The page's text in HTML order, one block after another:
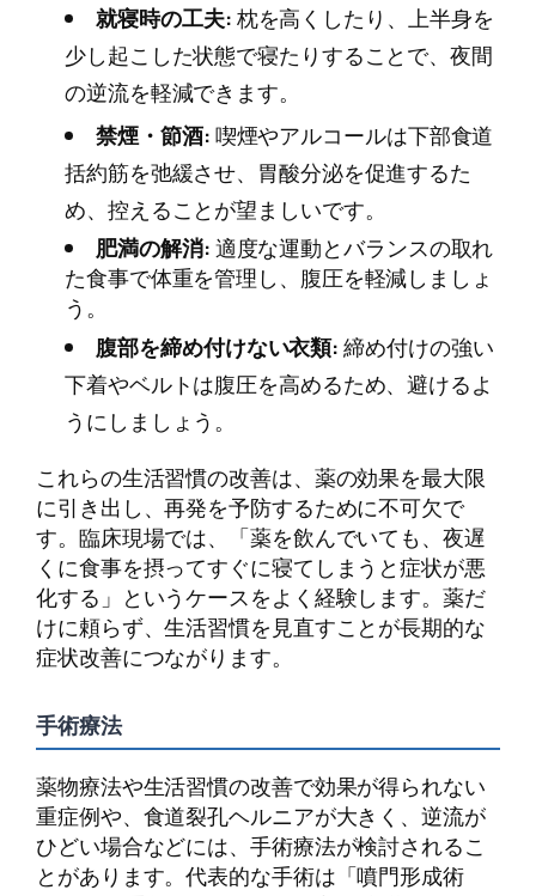
就寝時の工夫:枕を高くしたり、上半身を
少し起こした状態で寝たりすることで、夜間
の逆流を軽減できます。
禁煙・節酒:喫煙やアルコールは下部食道
括約筋を弛緩させ、胃酸分泌を促進するた
め、控えることが望ましいです。
肥満の解消:適度な運動とバランスの取れ
た食事で体重を管理し、腹圧を軽減しましょ
う。
腹部を締め付けない衣類:締め付けの強い
下着やベルトは腹圧を高めるため、避けるよ
うにしましょう。
これらの生活習慣の改善は、薬の効果を最大限
に引き出し、再発を予防するために不可欠で
す。臨床現場では、「薬を飲んでいても、夜遅
くに食事を摂ってすぐに寝てしまうと症状が悪
化する」というケースをよく経験します。薬だ
けに頼らず、生活習慣を見直すことが長期的な
症状改善につながります。
手術療法
薬物療法や生活習慣の改善で効果が得られない
重症例や、食道裂孔ヘルニアが大きく、逆流が
ひどい場合などには、手術療法が検討されるこ
とがあります。代表的な手術は「噴門形成術